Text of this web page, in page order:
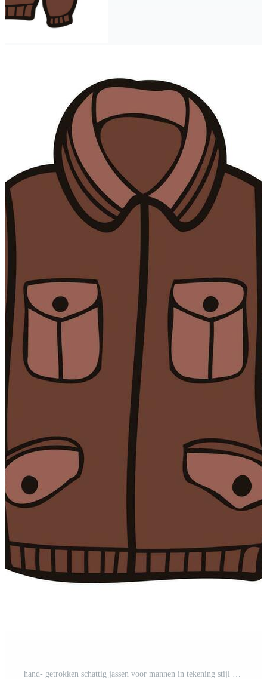
hand- getrokken schattig jassen voor mannen in tekening stijl Pro Vector